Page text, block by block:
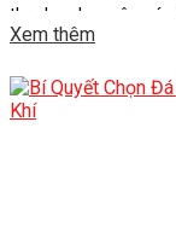
thạch anh xuyên
mỹ cao:Bền bỉ, giá
Xem thêm